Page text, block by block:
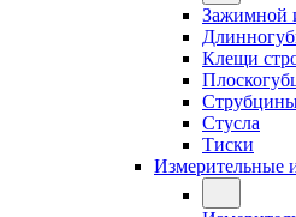
Зажимной
Клещи
Стусла
Тиски
Измерительные